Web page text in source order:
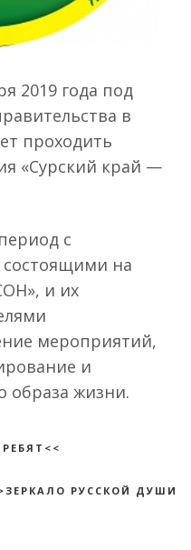
2019 года под
в
проходить
«Сурский край —
с
на
и их
мероприятий,
и
образа жизни.
РУССКОЙ ДУШИ